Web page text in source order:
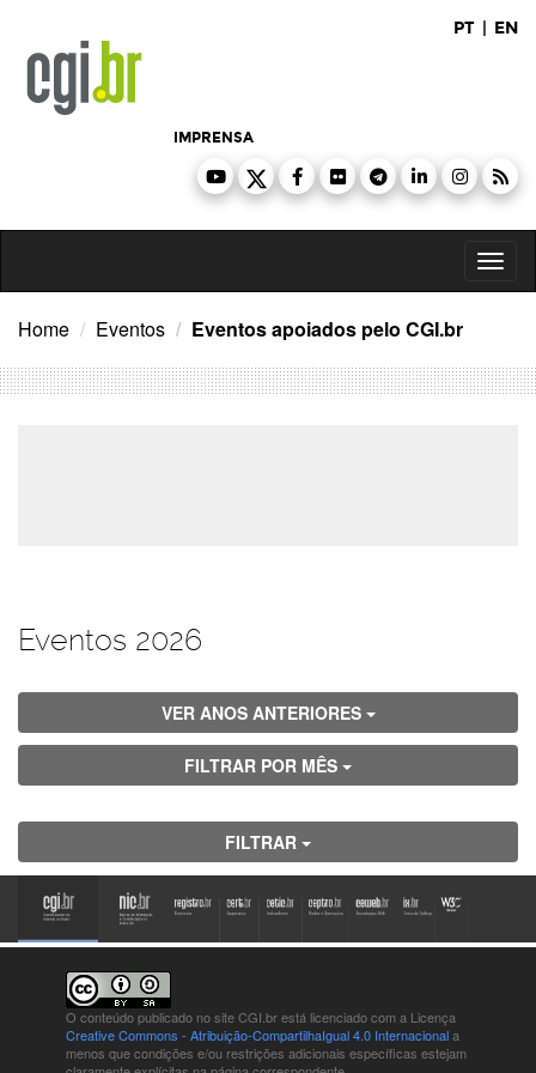
conteúdo
PT | EN
IMPRENSA
Home Eventos Eventos apoiados pelo CGI.br
Eventos 2026
VER ANOS ANTERIORES
FILTRAR POR MÊS
FILTRAR
O conteúdo publicado no site CGI.br está licenciado com a Licença
Creative Commons - Atribuição-CompartilhaIgual 4.0 Internacionala
menos que condições e/ou restrições adicionais específicas estejam